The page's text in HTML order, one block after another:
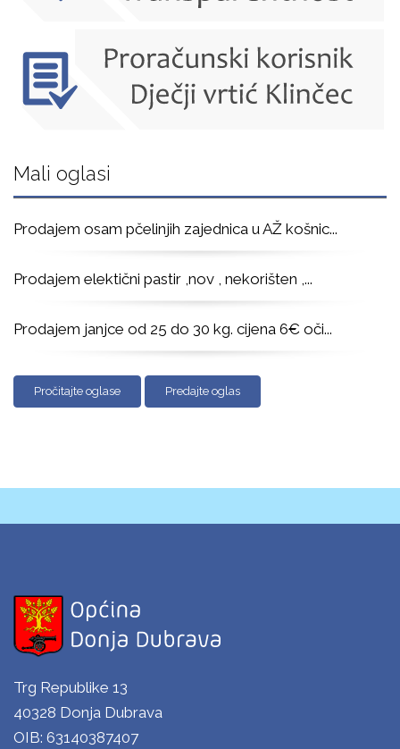
Mali oglasi
Prodajem osam pčelinjih zajednica u AŽ košnic...
Prodajem elektični pastir ,nov , nekorišten ,...
Prodajem janjce od 25 do 30 kg. cijena 6€ oči...
Pročitajte oglase Predajte oglas
Trg Republike 13
40328 Donja Dubrava
OIB: 63140387407